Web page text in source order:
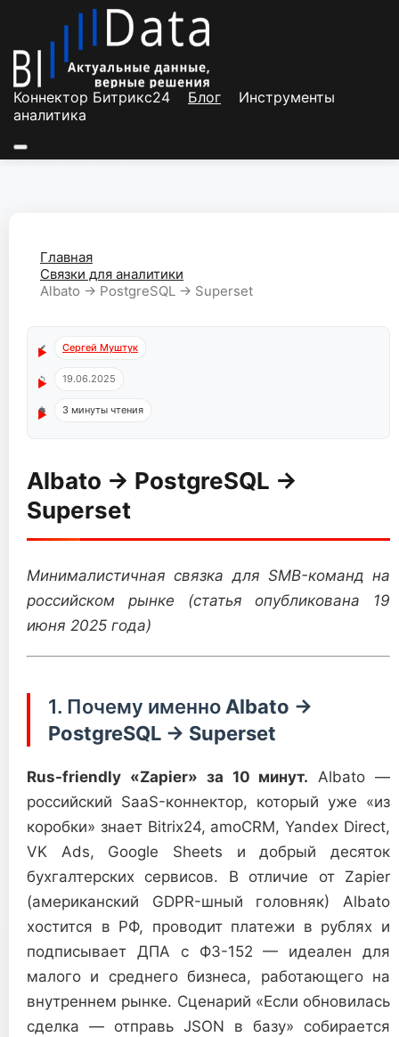
содержимому
Коннектор Битрикс24 Блог
Инструменты
аналитика
Главная
Связки для аналитики
Albato → PostgreSQL → Superset
Сергей Муштук
19.06.2025
3 минуты чтения
Albato → PostgreSQL →
Superset
Минималистичная связка для SMB-команд на
российском рынке
(статья опубликована 19
июня 2025 года)
1. Почему именно Albato →
PostgreSQL → Superset
Rus-friendly «Zapier» за 10 минут. Albato —
российский SaaS-коннектор, который уже «из
коробки» знает Bitrix24, amoCRM, Yandex Direct,
VK Ads, Google Sheets и добрый десяток
бухгалтерских сервисов. В отличие от Zapier
(американский GDPR-шный головняк) Albato
хостится в РФ, проводит платежи в рублях и
подписывает ДПА с ФЗ-152 — идеален для
малого и среднего бизнеса, работающего на
внутреннем рынке. Сценарий «Если обновилась
сделка — отправь JSON в базу» собирается